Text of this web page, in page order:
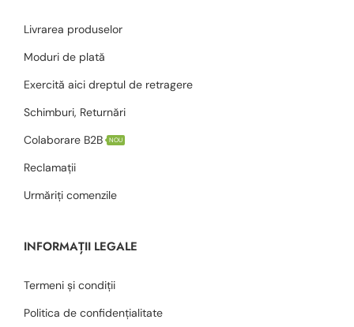
Livrarea produselor
Moduri de plată
Exercită aici dreptul de retragere
Schimburi, Returnări
Colaborare B2B
NOU
Reclamații
Urmăriți comenzile
INFORMAȚII LEGALE
Termeni și condiții
Politica de confidențialitate